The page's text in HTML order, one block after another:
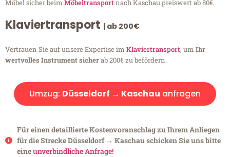
Möbel sicher beim Möbeltransportnach Kaschau preiswert ab 80€.
Klaviertransport | ab 200€
Vertrauen Sie auf unsere Expertise im Klaviertransport, um Ihr
wertvolles Instrument sicherab 200€ zu befördern.
Umzug: Düsseldorf → Kaschau anfragen
Für einen detaillierte Kostenvoranschlag zu Ihrem Anliegen
für die Strecke Düsseldorf → Kaschau schicken Sie uns bitte
eineunverbindliche Anfrage!